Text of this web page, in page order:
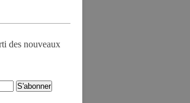
des nouveaux